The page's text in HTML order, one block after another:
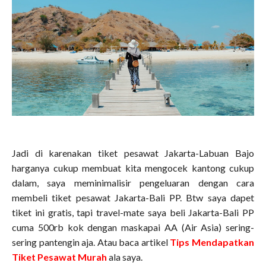
Jadi di karenakan tiket pesawat Jakarta-Labuan Bajo
harganya cukup membuat kita mengocek kantong cukup
dalam, saya meminimalisir pengeluaran dengan cara
membeli tiket pesawat Jakarta-Bali PP. Btw saya dapet
tiket ini gratis, tapi travel-mate saya beli Jakarta-Bali PP
cuma 500rb kok dengan maskapai AA (Air Asia) sering-
sering pantengin aja. Atau baca artikel Tips Mendapatkan
Tiket Pesawat Murah ala saya.